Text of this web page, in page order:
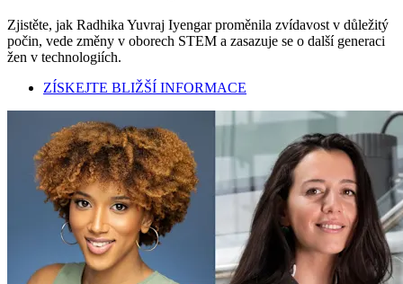
Zjistěte, jak Radhika Yuvraj Iyengar proměnila zvídavost v důležitý
počin, vede změny v oborech STEM a zasazuje se o další generaci
žen v technologiích.
ZÍSKEJTE BLIŽŠÍ INFORMACE